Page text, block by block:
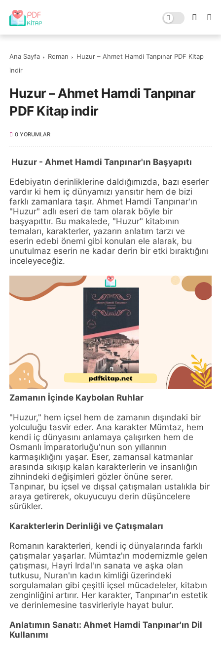
Ana Sayfa Roman
Huzur – Ahmet Hamdi Tanpınar PDF Kitap
indir
Huzur – Ahmet Hamdi Tanpınar
PDF Kitap indir
0 YORUMLAR
Huzur - Ahmet Hamdi Tanpınar'ın Başyapıtı
Edebiyatın derinliklerine daldığımızda, bazı eserler
vardır ki hem iç dünyamızı yansıtır hem de bizi
farklı zamanlara taşır. Ahmet Hamdi Tanpınar'ın
"Huzur" adlı eseri de tam olarak böyle bir
başyapıttır. Bu makalede, "Huzur" kitabının
temaları, karakterler, yazarın anlatım tarzı ve
eserin edebi önemi gibi konuları ele alarak, bu
unutulmaz eserin ne kadar derin bir etki bıraktığını
inceleyeceğiz.
Zamanın İçinde Kaybolan Ruhlar
"Huzur," hem içsel hem de zamanın dışındaki bir
yolculuğu tasvir eder. Ana karakter Mümtaz, hem
kendi iç dünyasını anlamaya çalışırken hem de
Osmanlı İmparatorluğu'nun son yıllarının
karmaşıklığını yaşar. Eser, zamansal katmanlar
arasında sıkışıp kalan karakterlerin ve insanlığın
zihnindeki değişimleri gözler önüne serer.
Tanpınar, bu içsel ve dışsal çatışmaları ustalıkla bir
araya getirerek, okuyucuyu derin düşüncelere
sürükler.
Karakterlerin Derinliği ve Çatışmaları
Romanın karakterleri, kendi iç dünyalarında farklı
çatışmalar yaşarlar. Mümtaz'ın modernizmle gelen
çatışması, Hayri Irdal'ın sanata ve aşka olan
tutkusu, Nuran'ın kadın kimliği üzerindeki
sorgulamaları gibi çeşitli içsel mücadeleler, kitabın
zenginliğini artırır. Her karakter, Tanpınar'ın estetik
ve derinlemesine tasvirleriyle hayat bulur.
Anlatımın Sanatı: Ahmet Hamdi Tanpınar'ın Dil
Kullanımı